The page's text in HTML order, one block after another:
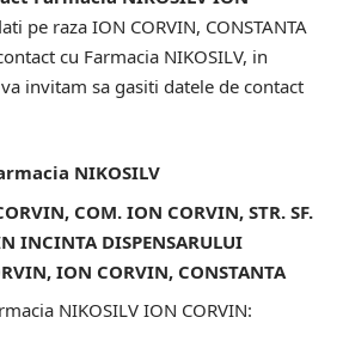
pe raza ION CORVIN, CONSTANTA
cu Farmacia NIKOSILV, in
invitam sa gasiti datele de contact
NIKOSILV
COM. ION CORVIN, STR. SF.
INCINTA DISPENSARULUI
ION CORVIN, CONSTANTA
NIKOSILV ION CORVIN: